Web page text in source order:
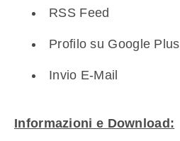
RSS Feed
Profilo su Google Plus
Invio E-Mail
Informazioni e Download: